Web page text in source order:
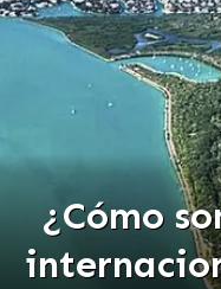
¿Cómo